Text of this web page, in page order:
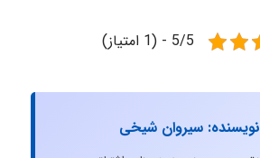
5/5 - (1 امتیاز)
نویسنده: سیروان شیخی